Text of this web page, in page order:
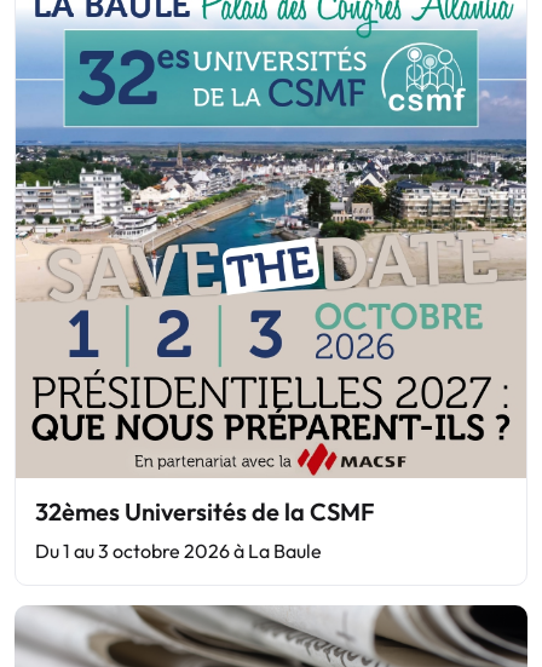
32èmes Universités de la CSMF
Du 1 au 3 octobre 2026 à La Baule